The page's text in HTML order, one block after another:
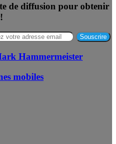
de diffusion pour obtenir
Hammermeister
mobiles